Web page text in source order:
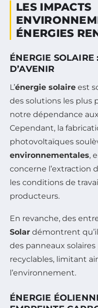
LES IMPACTS
ÉNERGIES
ÉNERGIE SOLAIRE
D’AVENIR
L’énergie solaire est
des solutions les plus
notre dépendance
Cependant, la
photovoltaïques
environnementales,
concerne l’extraction
les conditions de
producteurs.
En revanche, des
Solar démontrent
des panneaux
recyclables, limitant
l’environnement.
ÉNERGIE